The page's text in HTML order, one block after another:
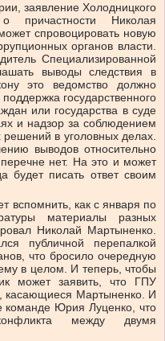
заявление Холодницкого
причастности Николая
спровоцировать новую
органов власти.
Специализированной
выводы следствия в
это ведомство должно
государственного
или государства в суде
и надзор за соблюдением
в уголовных делах.
выводов относительно
нет. На это и может
будет писать ответ своим
вспомнить, как с января по
материалы разных
Николай Мартыненко.
публичной перепалкой
что бросило очередную
в целом. И теперь, чтобы
может заявить, что ГПУ
касающиеся Мартыненко. И
команде Юрия Луценко, что
между двумя